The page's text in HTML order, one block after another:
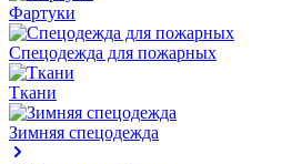
Фартуки
Спецодежда для пожарных
Ткани
Зимняя спецодежда